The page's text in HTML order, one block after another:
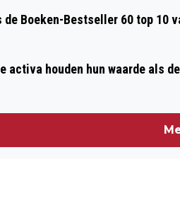
de Boeken-Bestseller 60 top 10
activa houden hun waarde als